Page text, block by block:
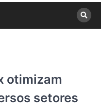
otimizam
setores